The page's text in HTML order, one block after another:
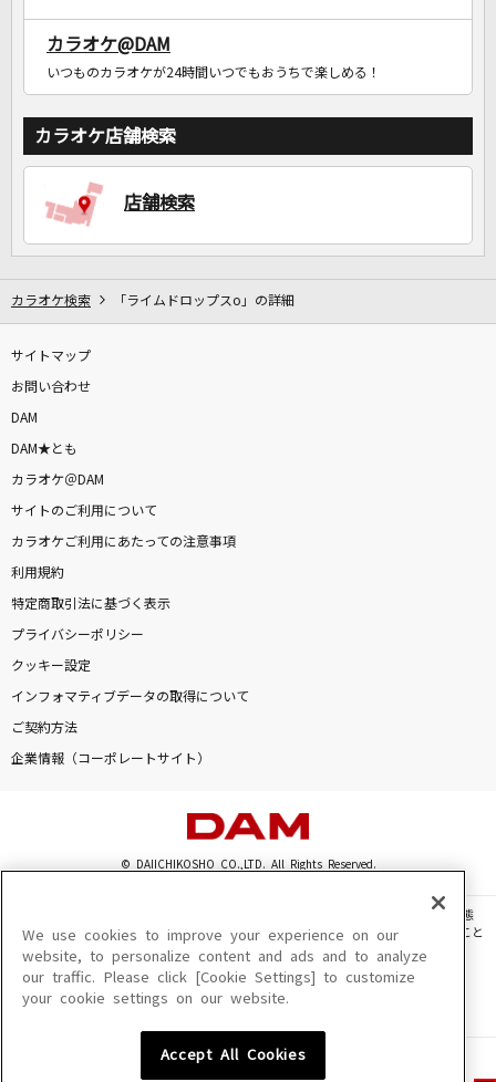
カラオケ@DAM
いつものカラオケが24時間いつでもおうちで楽しめる！
カラオケ店舗検索
店舗検索
カラオケ検索 「ライムドロップスo」の詳細
サイトマップ
お問い合わせ
DAM
DAM★とも
カラオケ＠DAM
サイトのご利用について
カラオケご利用にあたっての注意事項
利用規約
特定商取引法に基づく表示
プライバシーポリシー
クッキー設定
インフォマティブデータの取得について
ご契約方法
企業情報（コーポレートサイト）
© DAIICHIKOSHO CO.,LTD. All Rights Reserved.
このサイトに掲載されている一切の文章・画像・写真・動画・音声等を、手段や形態
を問わず、著作権法の定める範囲を超えて無断で複製、転載、ファイル化などすること
を禁じます。
楽曲及びコンテンツは、機種によりご利用いただけない場合があります。
楽曲及びコンテンツの配信日、配信内容が変更になる場合があります。
We use cookies to improve your experience on our
website, to personalize content and ads and to analyze
our traffic. Please click [Cookie Settings] to customize
your cookie settings on our website.
Accept All Cookies